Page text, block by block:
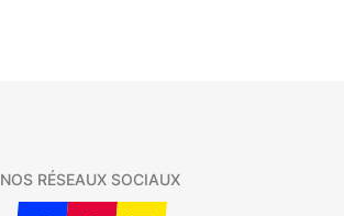
NOS RÉSEAUX SOCIAUX